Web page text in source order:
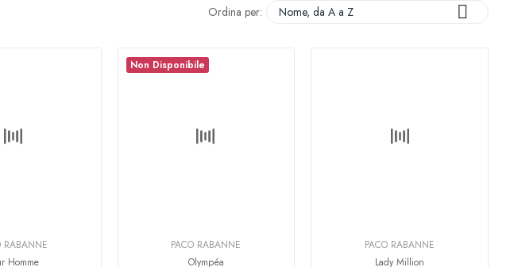
Ordina per: Nome, da A a Z 
RABANNE
Homme
Non Disponibile
PACO RABANNE
Olympéa
PACO RABANNE
Lady Million